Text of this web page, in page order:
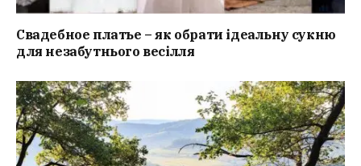
Свадебное платье – як обрати ідеальну сукню
для незабутнього весілля